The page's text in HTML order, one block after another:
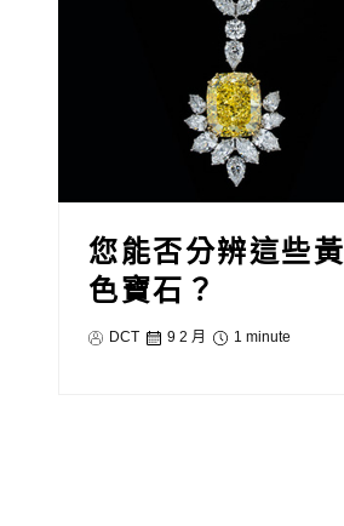
您能否分辨這些黃
色寶石？
DCT 9 2 月 1 minute